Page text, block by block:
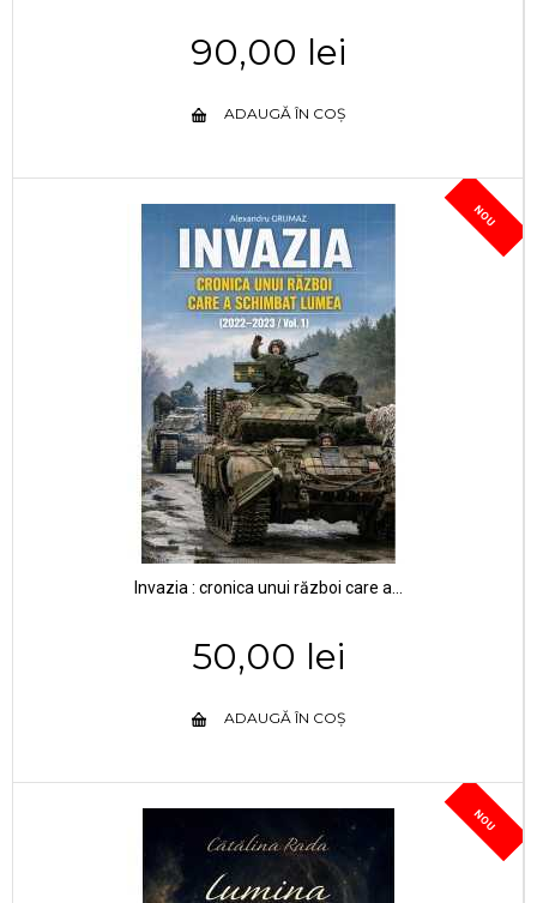
90,00 lei
ADAUGĂ ÎN COȘ
NOU
Invazia : cronica unui război care a...
50,00 lei
ADAUGĂ ÎN COȘ
NOU